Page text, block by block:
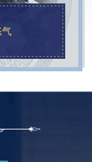
气
气
气状态